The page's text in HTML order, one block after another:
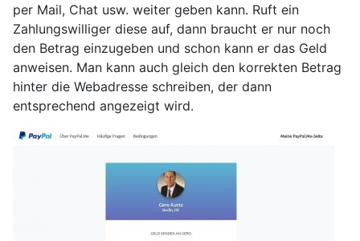
per Mail, Chat usw. weiter geben kann. Ruft ein
Zahlungswilliger diese auf, dann braucht er nur noch
den Betrag einzugeben und schon kann er das Geld
anweisen. Man kann auch gleich den korrekten Betrag
hinter die Webadresse schreiben, der dann
entsprechend angezeigt wird.